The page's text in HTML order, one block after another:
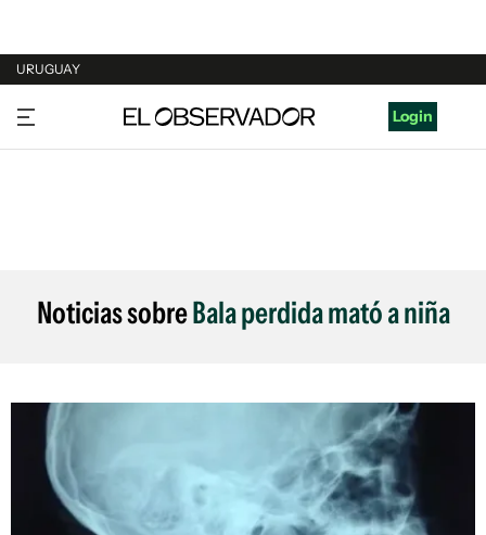
URUGUAY
URUGUAY
ARGENTINA
Login
Noticias sobreBala perdida mató a niña